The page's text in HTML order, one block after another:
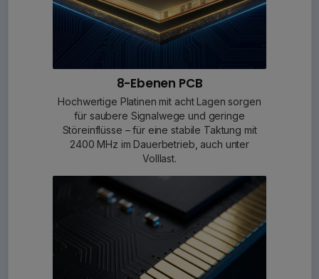
8-Ebenen PCB
Hochwertige Platinen mit acht Lagen sorgen
für saubere Signalwege und geringe
Störeinflüsse – für eine stabile Taktung mit
2400 MHz im Dauerbetrieb, auch unter
Volllast.